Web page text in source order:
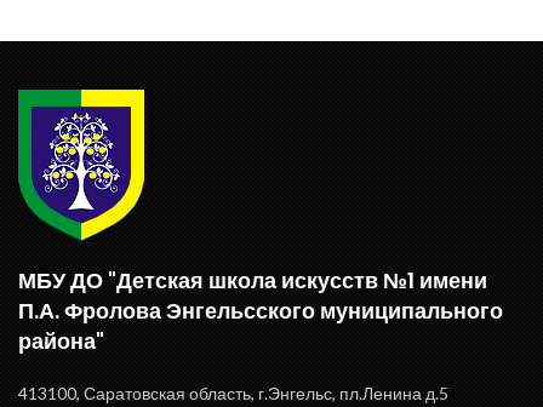
МБУ ДО "Детская школа искусств №1 имени
П.А. Фролова Энгельсского муниципального
района"
413100, Саратовская область, г.Энгельс, пл.Ленина д.5